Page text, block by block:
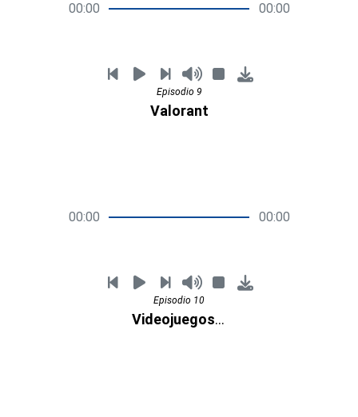
00:00 00:00
Episodio 9
Valorant
00:00 00:00
Episodio 10
Videojuegos IA